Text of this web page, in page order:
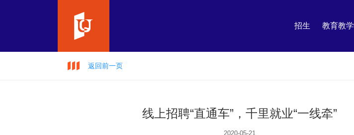
招生 教育教学
返回前一页
线上招聘“直通车”，千里就业“一线牵”
2020-05-21